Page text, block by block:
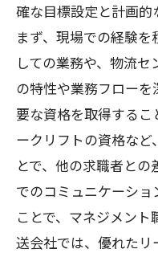
確な目標設定と計画的
まず、現場での経験
しての業務や、物流
の特性や業務フロー
要な資格を取得するこ
ークリフトの資格な
とで、他の求職者と
でのコミュニケーショ
ことで、マネジメン
送会社では、優れた